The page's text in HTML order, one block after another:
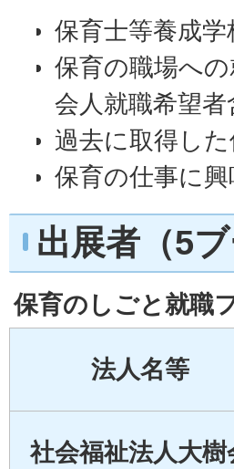
保育士等養成学
保育の職場へ
会人就職希望者
過去に取得し
保育の仕事に
出展者（5ブ
保育のしごと就職
法人名等
社会福祉法人大樹